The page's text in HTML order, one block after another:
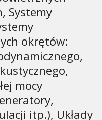
Systemy
okrętów:
mocy
itp.), Układy